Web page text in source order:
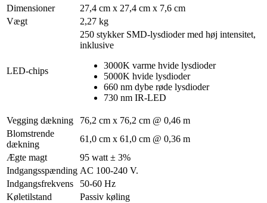
Dimensioner
27,4 cm x 27,4 cm x 7,6 cm
Vægt
2,27 kg
LED-chips
250 stykker SMD-lysdioder med høj intensitet,
inklusive
3000K varme hvide lysdioder
5000K hvide lysdioder
660 nm dybe røde lysdioder
730 nm IR-LED
Vegging dækning
76,2 cm x 76,2 cm @ 0,46 m
Blomstrende
dækning
61,0 cm x 61,0 cm @ 0,36 m
Ægte magt
95 watt ± 3%
Indgangsspænding AC 100-240 V.
Indgangsfrekvens
50-60 Hz
Køletilstand
Passiv køling